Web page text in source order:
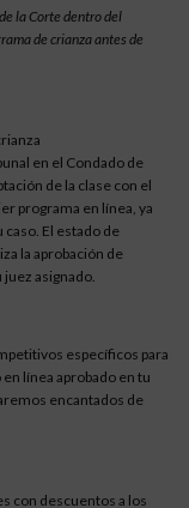
la Corte dentro del
de crianza antes de
en el Condado de
de la clase con el
programa en línea, ya
El estado de
la aprobación de
asignado.
específicos para
línea aprobado en tu
encantados de
con descuentos a los